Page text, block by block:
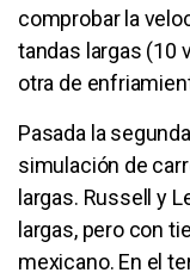
comprobar la
tandas largas (10
otra de
Pasada la
simulación de
largas. Russell y
largas, pero con
mexicano. En el